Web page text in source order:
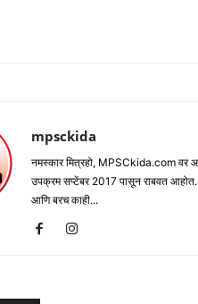
mpsckida
नमस्कार मित्रहो, MPSCkida.com वर
उपक्रम सप्टेंबर 2017 पासून राबवत आहोत.
आणि बरच काही...